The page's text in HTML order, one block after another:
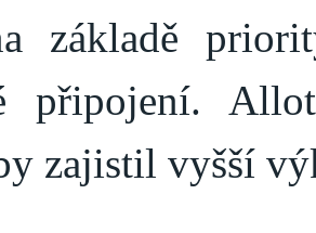
základě
připojení.
zajistil vyšší